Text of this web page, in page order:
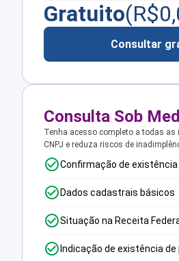
Gratuito(R$
Consultar
Consulta Sob
Tenha acesso completo a todas as
CNPJ e reduza riscos de
Confirmação de existência
Dados cadastrais básicos
Situação na Receita
Indicação de existência